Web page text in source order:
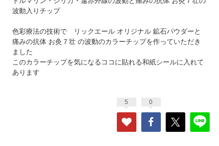
波動入りチップ
色彩療法の技術で リックエール オリジナル 鉱石パウダーと
痛みの抗体 お灸７壮 の波動のカラーチップを作っていただき
ました
このカラーチップを気になるココに貼れる和紙シールに入れて
あります
5 0